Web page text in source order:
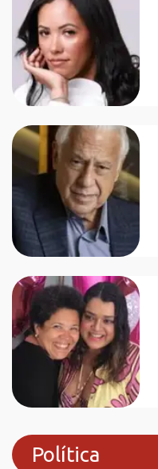
Política